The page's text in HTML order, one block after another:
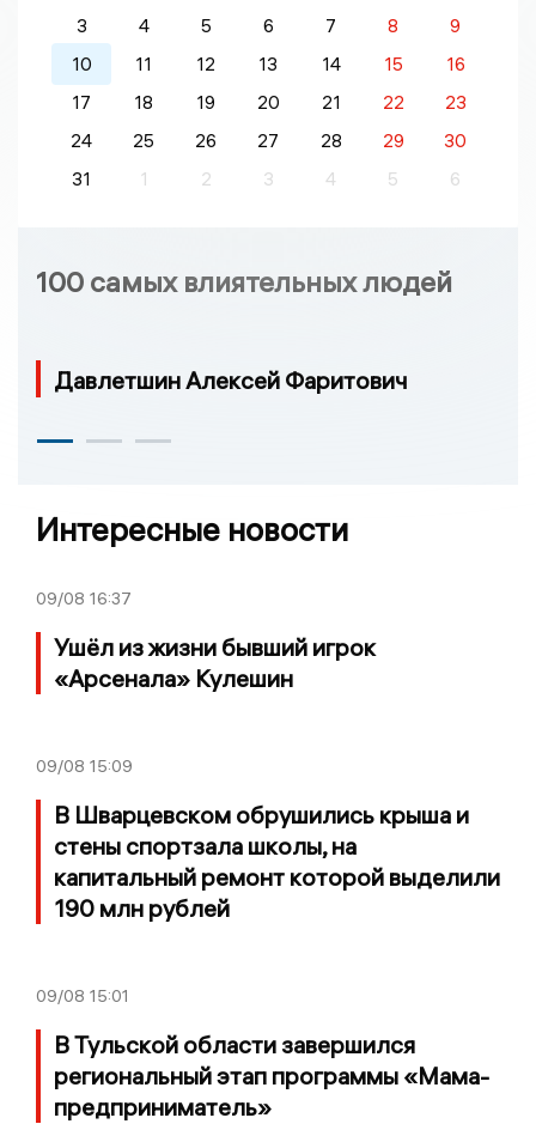
3
4 5 6 7 8
9
10
11 12 13 14 15
16
17
18 19 20 21 22
23
24
25 26 27 28 29
30
31
1 2 3 4 5 6
100 самых влиятельных людей
Давлетшин Алексей Фаритович
Интересные новости
09/08 16:37
Ушёл из жизни бывший игрок
«Арсенала» Кулешин
09/08 15:09
В Шварцевском обрушились крыша и
стены спортзала школы, на
капитальный ремонт которой выделили
190 млн рублей
09/08 15:01
В Тульской области завершился
региональный этап программы «Мама-
предприниматель»